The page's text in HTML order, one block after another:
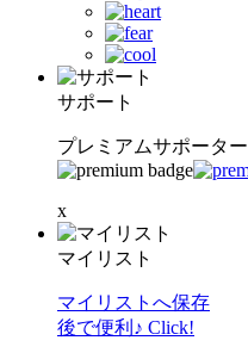
サポート
プレミアムサポーター
x
マイリスト
マイリストへ保存
後で便利♪ Click!